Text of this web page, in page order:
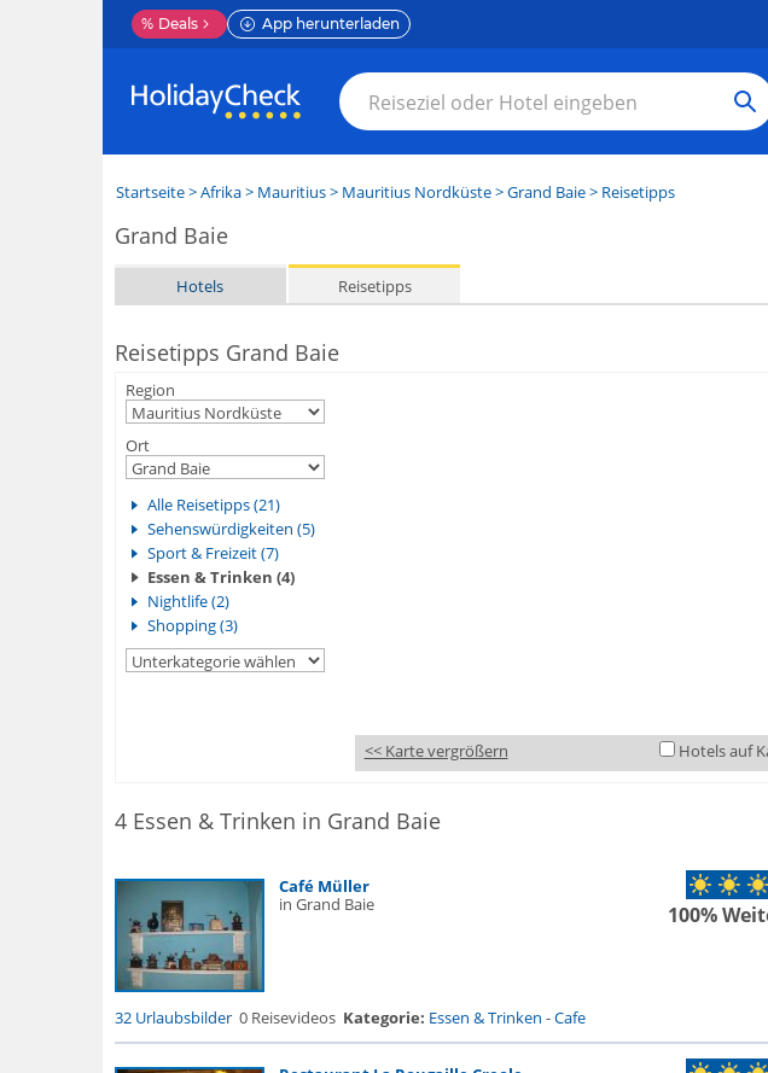
% Deals App herunterladen
Startseite>Afrika> Mauritius> Mauritius Nordküste>Grand Baie> Reisetipps
Grand Baie
Hotels Reisetipps
Reisetipps Grand Baie
Region
Ort
Alle Reisetipps (21)
Sehenswürdigkeiten (5)
Sport & Freizeit (7)
Essen & Trinken (4)
Nightlife (2)
Shopping (3)
<< Karte vergrößern Hotels auf
4 Essen & Trinken in Grand Baie
Café Müller
in Grand Baie
100%
32 Urlaubsbilder 0 Reisevideos Kategorie: Essen & Trinken -Cafe